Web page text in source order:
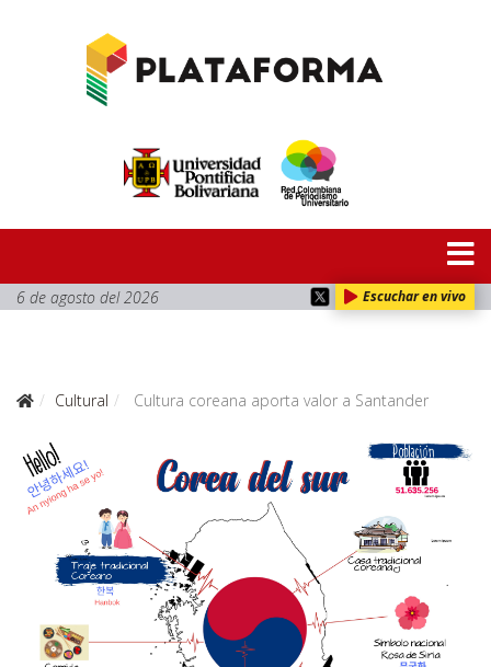
6 de agosto del 2026 Escuchar en vivo
Cultural Cultura coreana aporta valor a Santander